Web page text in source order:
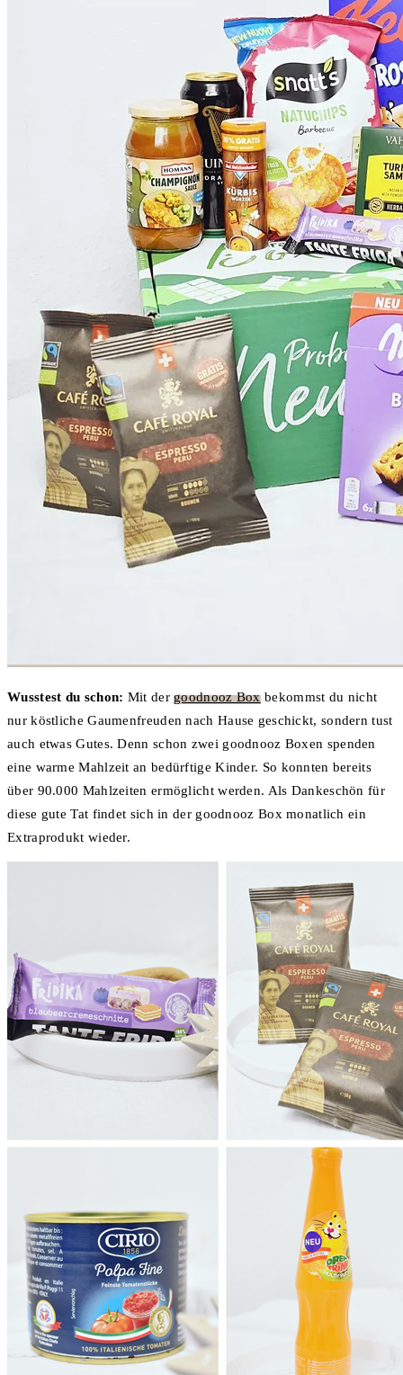
Wusstest du schon: Mit dergoodnooz Boxbekommst du nicht
nur köstliche Gaumenfreuden nach Hause geschickt, sondern tust
auch etwas Gutes. Denn schon zwei goodnooz Boxen spenden
eine warme Mahlzeit an bedürftige Kinder. So konnten bereits
über 90.000 Mahlzeiten ermöglicht werden. Als Dankeschön für
diese gute Tat findet sich in der goodnooz Box monatlich ein
Extraprodukt wieder.